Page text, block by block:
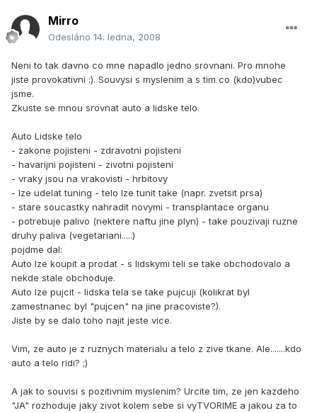
Mirro
Odesláno 14. ledna, 2008
Neni to tak davno co mne napadlo jedno srovnani. Pro mnohe
jiste provokativni :). Souvysi s myslenim a s tim co (kdo)vubec
jsme.
Zkuste se mnou srovnat auto a lidske telo.
Auto Lidske telo
- zakone pojisteni - zdravotni pojisteni
- havarijni pojisteni - zivotni pojisteni
- vraky jsou na vrakovisti - hrbitovy
- lze udelat tuning - telo lze tunit take (napr. zvetsit prsa)
- stare soucastky nahradit novymi - transplantace organu
- potrebuje palivo (nektere naftu jine plyn) - take pouzivaji ruzne
druhy paliva (vegetariani.....)
pojdme dal:
Auto lze koupit a prodat - s lidskymi teli se take obchodovalo a
nekde stale obchoduje.
Auto lze pujcit - lidska tela se take pujcuji (kolikrat byl
zamestnanec byl "pujcen" na jine pracoviste?).
Jiste by se dalo toho najit jeste vice.
Vim, ze auto je z ruznych materialu a telo z zive tkane. Ale.......kdo
auto a telo ridi? ;)
A jak to souvisi s pozitivnim myslenim? Urcite tim, ze jen kazdeho
"JA" rozhoduje jaky zivot kolem sebe si vyTVORIME a jakou za to